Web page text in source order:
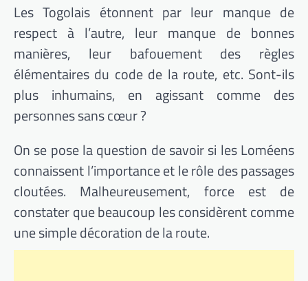
Les Togolais étonnent par leur manque de
respect à l’autre, leur manque de bonnes
manières, leur bafouement des règles
élémentaires du code de la route, etc. Sont-ils
plus inhumains, en agissant comme des
personnes sans cœur ?
On se pose la question de savoir si les Loméens
connaissent l’importance et le rôle des passages
cloutées. Malheureusement, force est de
constater que beaucoup les considèrent comme
une simple décoration de la route.